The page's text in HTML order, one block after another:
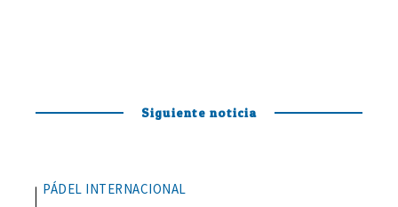
Siguiente noticia
PÁDEL INTERNACIONAL